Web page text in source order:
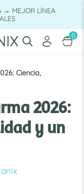
→ MEJOR LÍNEA
0
Ciencia,
2026:
y un